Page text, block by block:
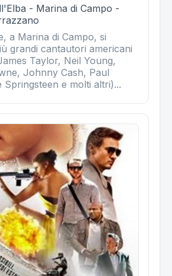
- Marina di Campo -
a Marina di Campo, si
grandi cantautori americani
Taylor, Neil Young,
Johnny Cash, Paul
Springsteen e molti altri)...